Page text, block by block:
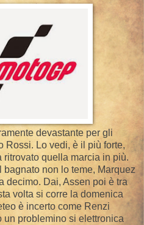
devastante per gli
Rossi. Lo vedi, è il più forte,
quella marcia in più.
non lo teme, Marquez
decimo. Dai, Assen poi è tra
volta si corre la domenica
è incerto come Renzi
problemino si elettronica